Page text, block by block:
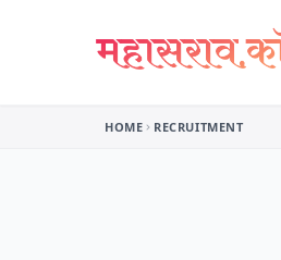
HOME RECRUITMENT